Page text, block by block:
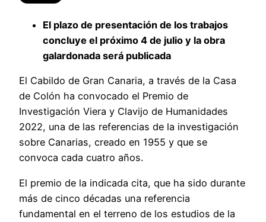
El plazo de presentación de los trabajos
concluye el próximo 4 de julio y la obra
galardonada será publicada
El Cabildo de Gran Canaria, a través de la Casa
de Colón ha convocado el Premio de
Investigación Viera y Clavijo de Humanidades
2022, una de las referencias de la investigación
sobre Canarias, creado en 1955 y que se
convoca cada cuatro años.
El premio de la indicada cita, que ha sido durante
más de cinco décadas una referencia
fundamental en el terreno de los estudios de la